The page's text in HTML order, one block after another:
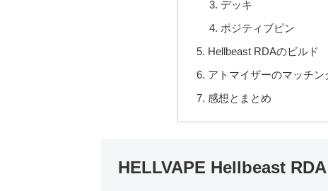
デッキ
ポジティブピン
Hellbeast RDAのビルド
アトマイザーのマッチン
感想とまとめ
HELLVAPE Hellbeast